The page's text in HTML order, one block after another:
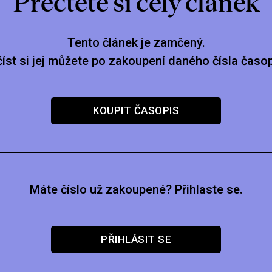
Tento článek je zamčený.
si jej můžete po zakoupení daného čísla
KOUPIT ČASOPIS
Máte číslo už zakoupené? Přihlaste se.
PŘIHLÁSIT SE